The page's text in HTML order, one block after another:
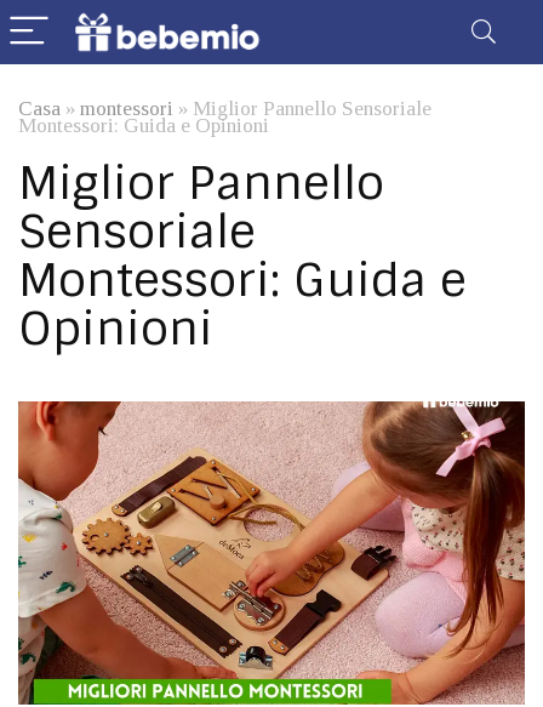
Casa » montessori » Miglior Pannello Sensoriale
Montessori: Guida e Opinioni
Miglior Pannello
Sensoriale
Montessori: Guida e
Opinioni